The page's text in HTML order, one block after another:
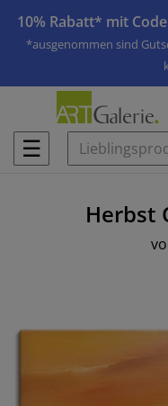
10% Rabatt* mit
*ausgenommen sind
☰
Herbst